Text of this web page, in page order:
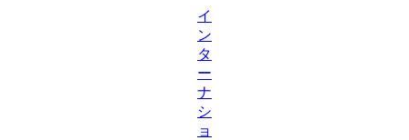
イ
ン
タ
ー
ナ
シ
ョ